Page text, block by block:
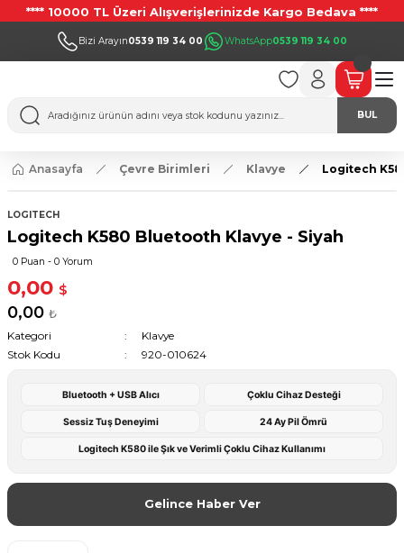
**** 10000 TL Üzeri Alışverişlerinizde Kargo Bedava ****
Bizi Arayın0539 119 34 00 WhatsApp0539 119 34 00
BUL
Anasayfa Çevre Birimleri Klavye Logitech
LOGITECH
Logitech K580 Bluetooth Klavye - Siyah
0 Puan - 0 Yorum
0,00 $
0,00 ₺
Kategori
Klavye
Stok Kodu
920-010624
Bluetooth + USB Alıcı Çoklu Cihaz Desteği
Sessiz Tuş Deneyimi 24 Ay Pil Ömrü
Logitech K580 ile Şık ve Verimli Çoklu Cihaz Kullanımı
Gelince Haber Ver